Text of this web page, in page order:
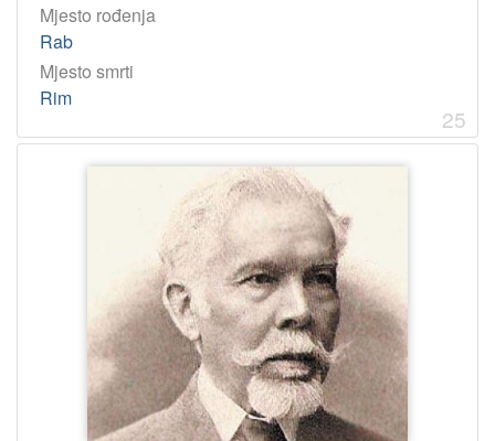
Mjesto rođenja
Rab
Mjesto smrti
Rim
25